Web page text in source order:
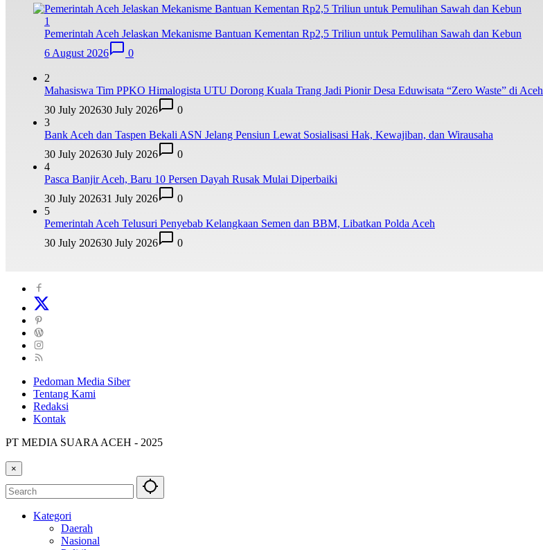
1
Pemerintah Aceh Jelaskan Mekanisme Bantuan Kementan Rp2,5 Triliun untuk Pemulihan Sawah dan Kebun
6 August 2026
0
2
Mahasiswa Tim PPKO Himalogista UTU Dorong Kuala Trang Jadi Pionir Desa Eduwisata “Zero Waste” di Aceh
30 July 202630 July 2026
0
3
Bank Aceh dan Taspen Bekali ASN Jelang Pensiun Lewat Sosialisasi Hak, Kewajiban, dan Wirausaha
30 July 202630 July 2026
0
4
Pasca Banjir Aceh, Baru 10 Persen Dayah Rusak Mulai Diperbaiki
30 July 202631 July 2026
0
5
Pemerintah Aceh Telusuri Penyebab Kelangkaan Semen dan BBM, Libatkan Polda Aceh
30 July 202630 July 2026 0
Pedoman Media Siber
Tentang Kami
Redaksi
Kontak
PT MEDIA SUARA ACEH - 2025
×
Kategori
Daerah
Nasional